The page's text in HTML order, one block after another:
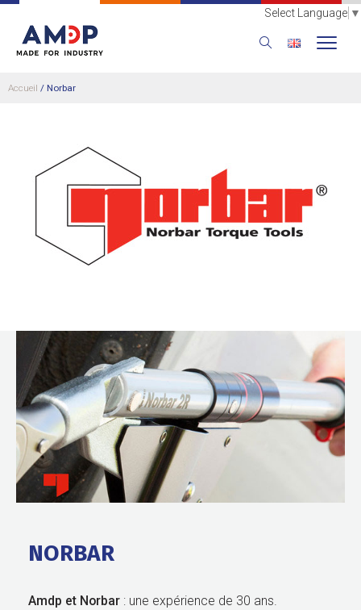
Select Language ▼
Accueil / Norbar
NORBAR
Amdp et Norbar : une expérience de 30 ans.